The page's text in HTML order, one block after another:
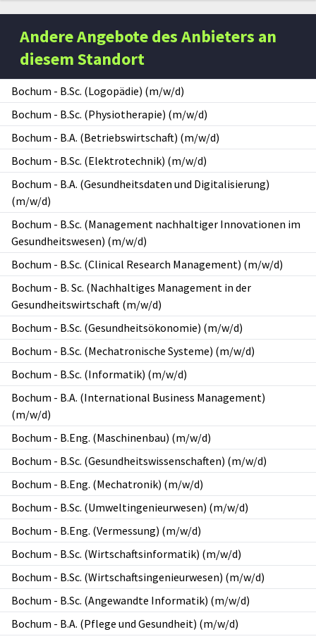
Andere Angebote des Anbieters an
diesem Standort
Bochum - B.Sc. (Logopädie) (m/w/d)
Bochum - B.Sc. (Physiotherapie) (m/w/d)
Bochum - B.A. (Betriebswirtschaft) (m/w/d)
Bochum - B.Sc. (Elektrotechnik) (m/w/d)
Bochum - B.A. (Gesundheitsdaten und Digitalisierung)
(m/w/d)
Bochum - B.Sc. (Management nachhaltiger Innovationen im
Gesundheitswesen) (m/w/d)
Bochum - B.Sc. (Clinical Research Management) (m/w/d)
Bochum - B. Sc. (Nachhaltiges Management in der
Gesundheitswirtschaft (m/w/d)
Bochum - B.Sc. (Gesundheitsökonomie) (m/w/d)
Bochum - B.Sc. (Mechatronische Systeme) (m/w/d)
Bochum - B.Sc. (Informatik) (m/w/d)
Bochum - B.A. (International Business Management)
(m/w/d)
Bochum - B.Eng. (Maschinenbau) (m/w/d)
Bochum - B.Sc. (Gesundheitswissenschaften) (m/w/d)
Bochum - B.Eng. (Mechatronik) (m/w/d)
Bochum - B.Sc. (Umweltingenieurwesen) (m/w/d)
Bochum - B.Eng. (Vermessung) (m/w/d)
Bochum - B.Sc. (Wirtschaftsinformatik) (m/w/d)
Bochum - B.Sc. (Wirtschaftsingenieurwesen) (m/w/d)
Bochum - B.Sc. (Angewandte Informatik) (m/w/d)
Bochum - B.A. (Pflege und Gesundheit) (m/w/d)